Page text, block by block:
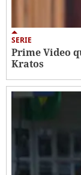
SERIE
Prime Video
Kratos